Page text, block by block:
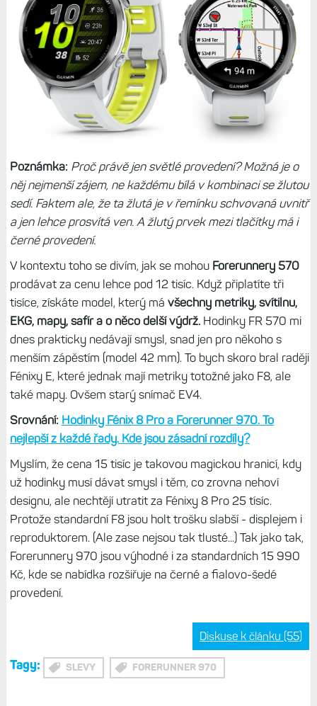
Poznámka: Proč právě jen světlé provedení? Možná je o
něj nejmenší zájem, ne každému bílá v kombinaci se žlutou
sedí. Faktem ale, že ta žlutá je v řemínku schvovaná uvnitř
a jen lehce prosvítá ven. A žlutý prvek mezi tlačítky má i
černé provedení.
V kontextu toho se divím, jak se mohou Forerunnery 570
prodávat za cenu lehce pod 12 tisíc. Když připlatíte tři
tisíce, získáte model, který má všechny metriky, svítilnu,
EKG, mapy, safír a o něco delší výdrž.Hodinky FR 570 mi
dnes prakticky nedávají smysl, snad jen pro někoho s
menším zápěstím (model 42 mm). To bych skoro bral raději
Fénixy E, které jednak mají metriky totožné jako F8, ale
také mapy. Ovšem starý snímač EV4.
Srovnání: Hodinky Fénix 8 Pro a Forerunner 970. To
nejlepší z každé řady. Kde jsou zásadní rozdíly?
Myslím, že cena 15 tisíc je takovou magickou hranicí, kdy
už hodinky musí dávat smysl i těm, co zrovna nehoví
designu, ale nechtějí utratit za Fénixy 8 Pro 25 tísíc.
Protože standardní F8 jsou holt trošku slabší - displejem i
reproduktorem. (Ale zase nejsou tak tlusté...) Tak jako tak,
Forerunnery 970 jsou výhodné i za standardních 15 990
Kč, kde se nabídka rozšiřuje na černé a fialovo-šedé
provedení.
Diskuse k článku (55)
Tagy: SLEVY FORERUNNER 970